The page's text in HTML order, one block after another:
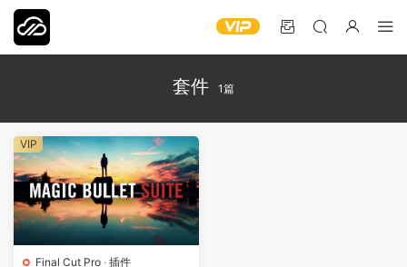
套件 1篇
Final Cut Pro · 插件
VIP